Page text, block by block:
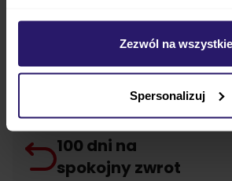
Zezwól na wszystkie
Spersonalizuj
100 dni na
spokojny zwrot